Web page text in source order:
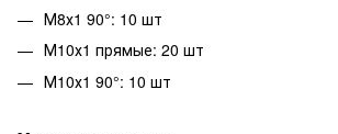
М8х1 90°: 10 шт
М10х1 прямые: 20 шт
М10х1 90°: 10 шт